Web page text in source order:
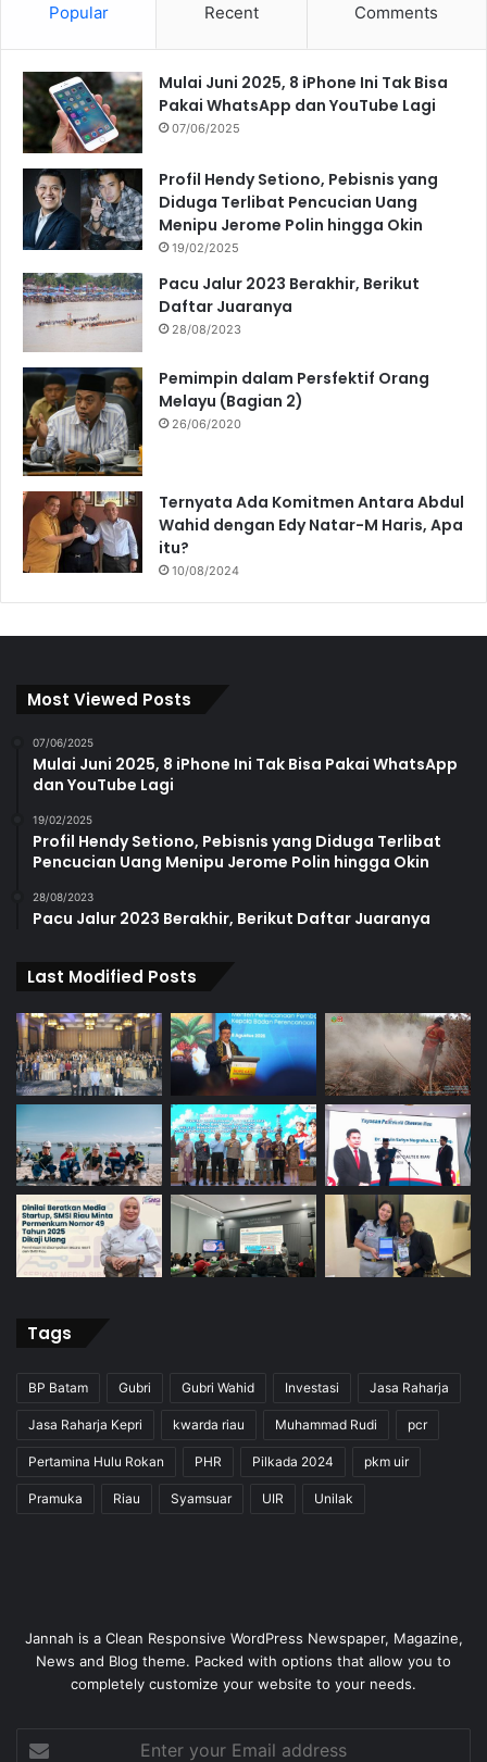
Popular Recent Comments
Mulai Juni 2025, 8 iPhone Ini Tak Bisa
Pakai WhatsApp dan YouTube Lagi
07/06/2025
Profil Hendy Setiono, Pebisnis yang
Diduga Terlibat Pencucian Uang
Menipu Jerome Polin hingga Okin
19/02/2025
Pacu Jalur 2023 Berakhir, Berikut
Daftar Juaranya
28/08/2023
Pemimpin dalam Persfektif Orang
Melayu (Bagian 2)
26/06/2020
Ternyata Ada Komitmen Antara Abdul
Wahid dengan Edy Natar-M Haris, Apa
itu?
10/08/2024
Most Viewed Posts
07/06/2025
Mulai Juni 2025, 8 iPhone Ini Tak Bisa Pakai WhatsApp
dan YouTube Lagi
19/02/2025
Profil Hendy Setiono, Pebisnis yang Diduga Terlibat
Pencucian Uang Menipu Jerome Polin hingga Okin
28/08/2023
Pacu Jalur 2023 Berakhir, Berikut Daftar Juaranya
Last Modified Posts
Tags
BP Batam Gubri Gubri Wahid Investasi Jasa Raharja
Jasa Raharja Kepri kwarda riau Muhammad Rudi pcr
Pertamina Hulu Rokan PHR Pilkada 2024 pkm uir
Pramuka Riau Syamsuar UIR Unilak
Jannah is a Clean Responsive WordPress Newspaper, Magazine,
News and Blog theme. Packed with options that allow you to
completely customize your website to your needs.